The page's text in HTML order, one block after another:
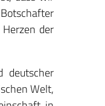
der
deutscher
Welt,